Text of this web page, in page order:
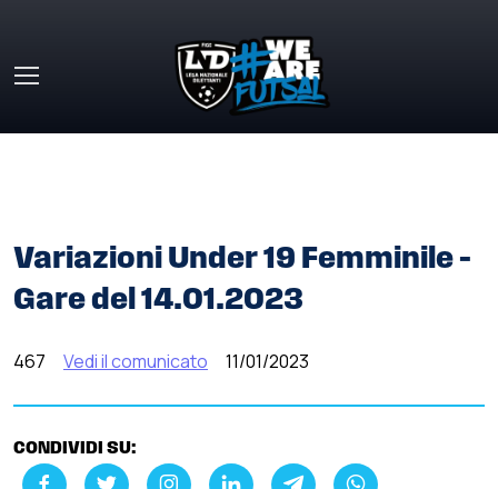
Variazioni Under 19 Femminile –
Gare del 14.01.2023
467 Vedi il comunicato 11/01/2023
CONDIVIDI SU: